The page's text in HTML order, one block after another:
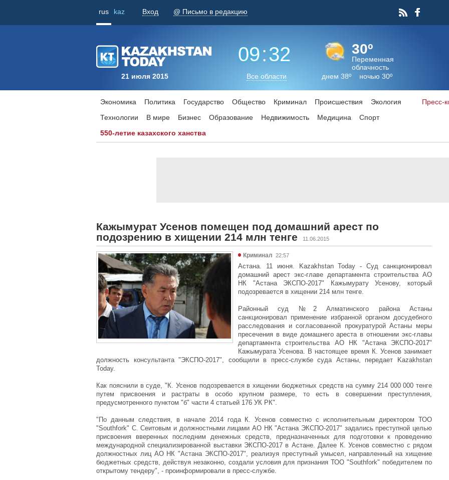
rus kaz Вход @ Письмо в редакцию
21 июля 2015
09:32
Все области
30º
Переменная
облачность
днем 38º ночью 30º
Экономика Политика Государство Общество Криминал Происшествия
Экология
Технологии
В мире Бизнес Образование Недвижимость Медицина
Спорт
550-летие казахского ханства
Пресс-
Кажымурат Усенов помещен под домашний арест по
подозрению в хищении 214 млн тенге
11.06.2015
Криминал 22:57
Астана. 11 июня. Kazakhstan Today - Суд санкционировал
домашний арест экс-главе департамента строительства АО
НК "Астана ЭКСПО-2017" Кажымурату Усенову, который
подозревается в хищении 214 млн тенге.
Районный суд №2 Алматинского района Астаны
санкционировал применение избранной органом досудебного
расследования и согласованной прокуратурой Астаны меры
пресечения в виде домашнего ареста в отношении экс-главы
департамента строительства АО НК "Астана ЭКСПО-2017"
Кажымурата Усенова. В настоящее время К. Усенов занимает
должность консультанта "ЭКСПО-2017", сообщили в пресс-службе суда Астаны, передает Kazakhstan
Today.
Как пояснили в суде, "К. Усенов подозревается в хищении бюджетных средств на сумму 214 000 000 тенге
путем присвоения и растраты в особо крупном размере, то есть в совершении преступления,
предусмотренного пунктом "б" части 4 статьей 176 УК РК".
"По данным следствия, в начале 2014 года К. Усенов совместно с исполнительным директором ТОО
"Southfork" С. Сеитовым и должностными лицами АО НК "Астана ЭКСПО-2017" задались преступной целью
присвоения вверенных последним денежных средств, предназначенных для подготовки к проведению
международной специализированной выставки ЭКСПО-2017 в Астане. Далее К. Усенов совместно с рядом
должностных лиц АО НК "Астана ЭКСПО-2017", реализуя преступный умысел, направленный на хищение
бюджетных средств, действуя незаконно, создали условия для признания ТОО "Southfork" победителем по
открытому тендеру", - проинформировали в пресс-службе.